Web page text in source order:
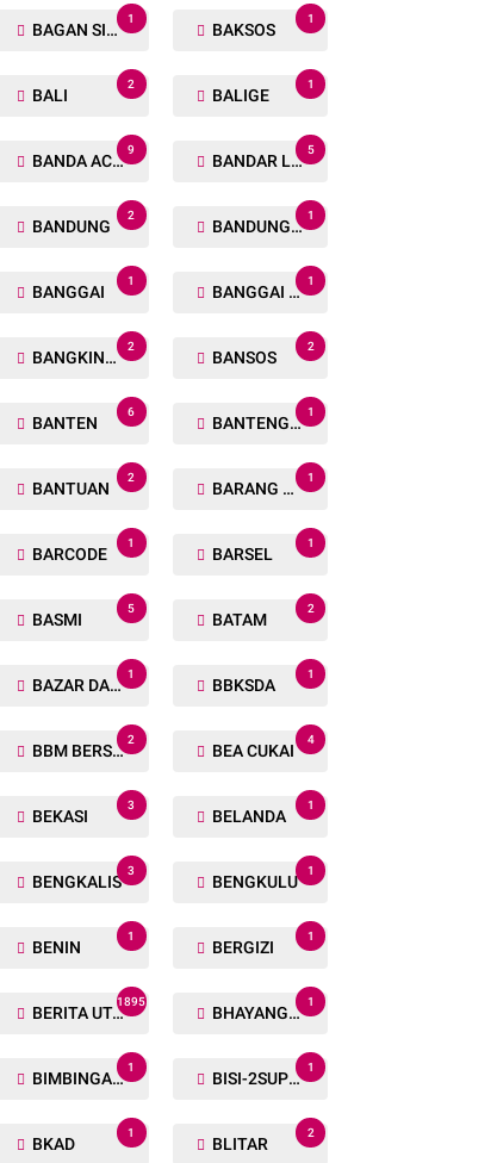
BAGAN SIAPIN API
1
BAKSOS
1
BALI
2
BALIGE
1
BANDA ACEH
9
BANDAR LAMPUNG
5
BANDUNG
2
BANDUNG BARAT
1
BANGGAI
1
BANGGAI LAUT
1
BANGKINANG
2
BANSOS
2
BANTEN
6
BANTENG RAIDERS
1
BANTUAN
2
BARANG TUAKA
1
BARCODE
1
BARSEL
1
BASMI
5
BATAM
2
BAZAR DAN BAKSOS RAMADHAN
1
BBKSDA
1
BBM BERSUBSIDI
2
BEA CUKAI
4
BEKASI
3
BELANDA
1
BENGKALIS
3
BENGKULU
1
BENIN
1
BERGIZI
1
BERITA UTAMA
1895
BHAYANGKARA RUN
1
BIMBINGAN ROHANI
1
BISI-2SUPER
1
BKAD
1
BLITAR
2